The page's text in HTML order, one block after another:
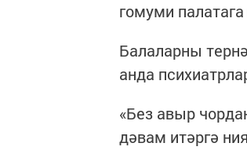
гомуми
Балаларны
анда
«Без авыр
дәвам итәргә